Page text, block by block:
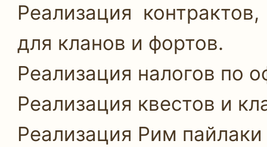
Реализация
для кланов и фортов.
Реализация налогов по
Реализация квестов и
Реализация Рим